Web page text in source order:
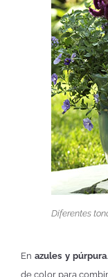
Diferentes
Enazules y púrpura
de color para